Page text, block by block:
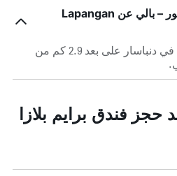
كم يبعد فندق برايم بلازا سانور – بالي عن Lapangan
Lapangan Puputan Renon في دنباسار على بعد 2.9 كم من
حجز فندق برايم بلازا